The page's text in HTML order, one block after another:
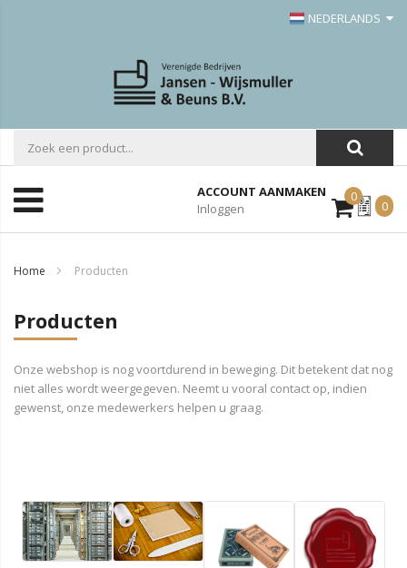
NEDERLANDS
ACCOUNT AANMAKEN
Inloggen
0Mijn
Offerte
0
Home Producten
Producten
Onze webshop is nog voortdurend in beweging. Dit betekent dat nog
niet alles wordt weergegeven. Neemt u vooral contact op, indien
gewenst, onze medewerkers helpen u graag.